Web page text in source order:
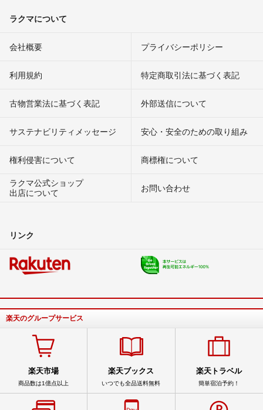
ラクマについて
会社概要 プライバシーポリシー
利用規約 特定商取引法に基づく表記
古物営業法に基づく表記 外部送信について
サステナビリティメッセージ 安心・安全のための取り組み
権利侵害について
商標権について
ラクマ公式ショップ
出店について
お問い合わせ
リンク
楽天のグループサービス
楽天市場
商品数は1億点以上
楽天ブックス
いつでも全品送料無料
楽天トラベル
簡単宿泊予約！